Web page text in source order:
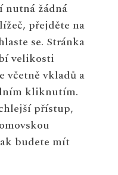
nutná žádná
přejděte na
se. Stránka
velikosti
včetně vkladů a
kliknutím.
přístup,
budete mít